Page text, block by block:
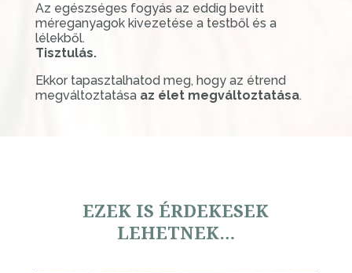
Az egészséges fogyás az eddig bevitt
méreganyagok kivezetése a testből és a
lélekből.
Tisztulás.
Ekkor tapasztalhatod meg, hogy az étrend
megváltoztatása az élet megváltoztatása.
EZEK IS ÉRDEKESEK
LEHETNEK…